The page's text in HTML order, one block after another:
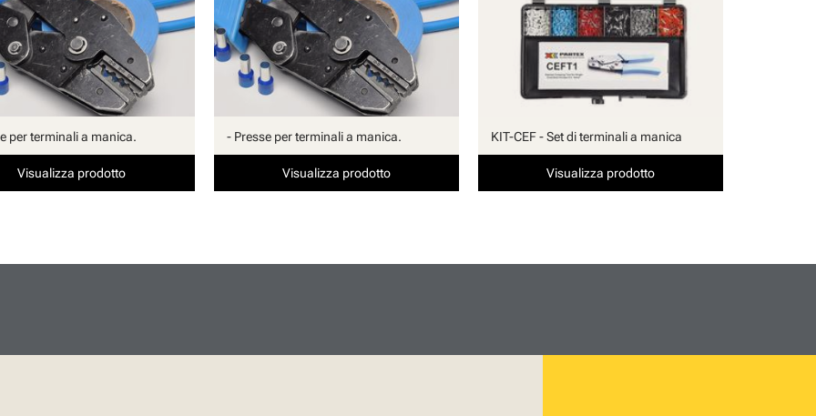
per terminali a manica.
Visualizza prodotto
- Presse per terminali a manica.
Visualizza prodotto
KIT-CEF - Set di terminali a manica
Visualizza prodotto